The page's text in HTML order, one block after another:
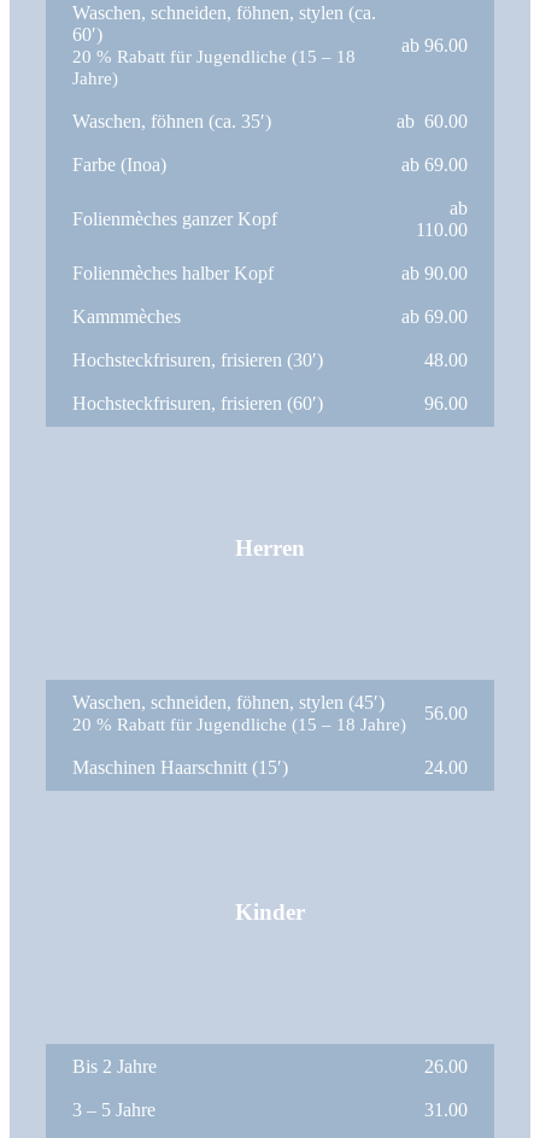
Waschen, schneiden, föhnen, stylen (ca.
60′)
20 % Rabatt für Jugendliche (15 – 18
Jahre)
ab 96.00
Waschen, föhnen (ca. 35′) ab 60.00
Farbe (Inoa) ab 69.00
Folienmèches ganzer Kopf
ab
110.00
Folienmèches halber Kopf ab 90.00
Kammmèches ab 69.00
Hochsteckfrisuren, frisieren (30′) 48.00
Hochsteckfrisuren, frisieren (60′) 96.00
Herren
Waschen, schneiden, föhnen, stylen (45′)
20 % Rabatt für Jugendliche (15 – 18 Jahre)
56.00
Maschinen Haarschnitt (15′) 24.00
Kinder
Bis 2 Jahre 26.00
3 – 5 Jahre 31.00